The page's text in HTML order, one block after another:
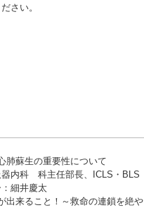
さい。
肺蘇生の重要性について
内科 科主任部長、ICLS・BLS
細井慶太
出来ること！～救命の連鎖を絶や